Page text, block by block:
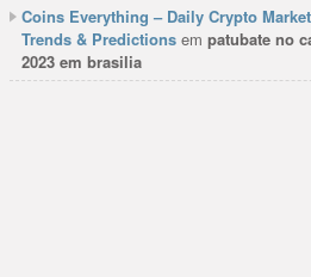
Coins Everything – Daily Crypto Market
Trends & Predictions em patubate no
2023 em brasilia